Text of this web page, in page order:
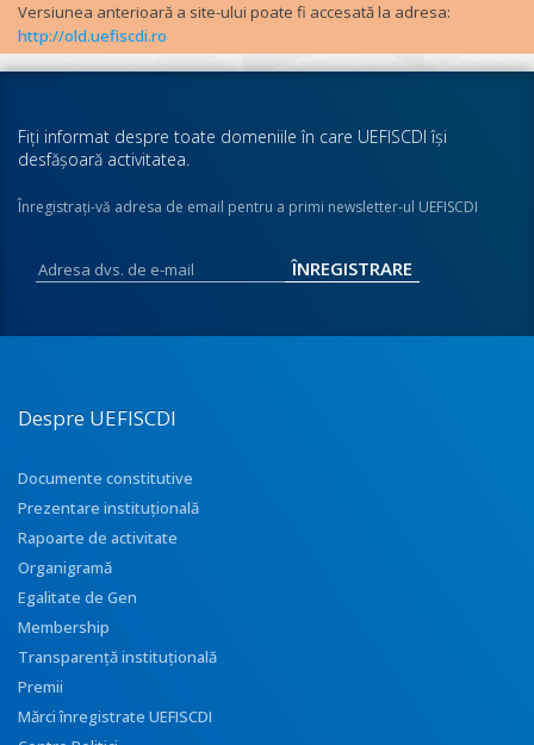
Versiunea anterioară a site-ului poate fi accesată la adresa:
http://old.uefiscdi.ro
Fiţi informat despre toate domeniile în care UEFISCDI îşi
desfăşoară activitatea.
Înregistraţi-vă adresa de email pentru a primi newsletter-ul UEFISCDI
Despre UEFISCDI
Documente constitutive
Prezentare instituţională
Rapoarte de activitate
Organigramă
Egalitate de Gen
Membership
Transparenţă instituţională
Premii
Mărci înregistrate UEFISCDI